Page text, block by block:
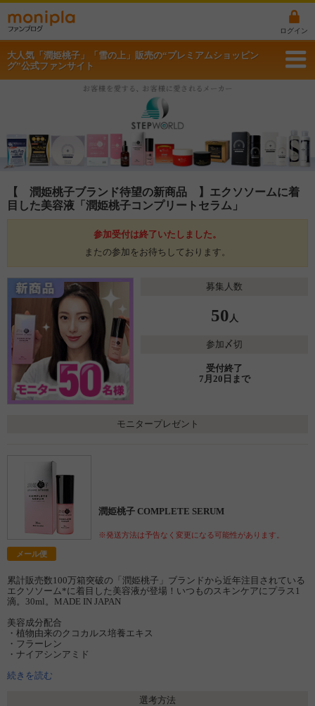
ログイン
大人気「潤姫桃子」「雪の上」販売の“プレミアムショッピン
グ”公式ファンサイト
【 潤姫桃子ブランド待望の新商品 】エクソソームに着
目した美容液「潤姫桃子コンプリートセラム」
参加受付は終了いたしました。
またの参加をお待ちしております。
募集人数
50 人
参加〆切
受付終了
7月20日まで
モニタープレゼント
潤姫桃子 COMPLETE SERUM
※発送方法は予告なく変更になる可能性があります。
メール便
累計販売数100万箱突破の「潤姫桃子」ブランドから近年注目されている
エクソソーム*に着目した美容液が登場！いつものスキンケアにプラス1
滴。30ml。MADE IN JAPAN
美容成分配合
・植物由来のクコカルス培養エキス
・フラーレン
・ナイアシンアミド
・グルコシルセラミド
※累計販売数：2019年11月発売からの累計（自社調べ）
続きを読む
選考方法